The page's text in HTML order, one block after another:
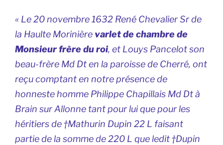
« Le 20 novembre 1632 René Chevalier Sr de
la Haulte Morinière varlet de chambre de
Monsieur frère du roi, et Louys Pancelot son
beau-frère Md Dt en la paroisse de Cherré, ont
reçu comptant en notre présence de
honneste homme Philippe Chapillais Md Dt à
Brain sur Allonne tant pour lui que pour les
héritiers de †Mathurin Dupin 22 L faisant
partie de la somme de 220 L que ledit †Dupin